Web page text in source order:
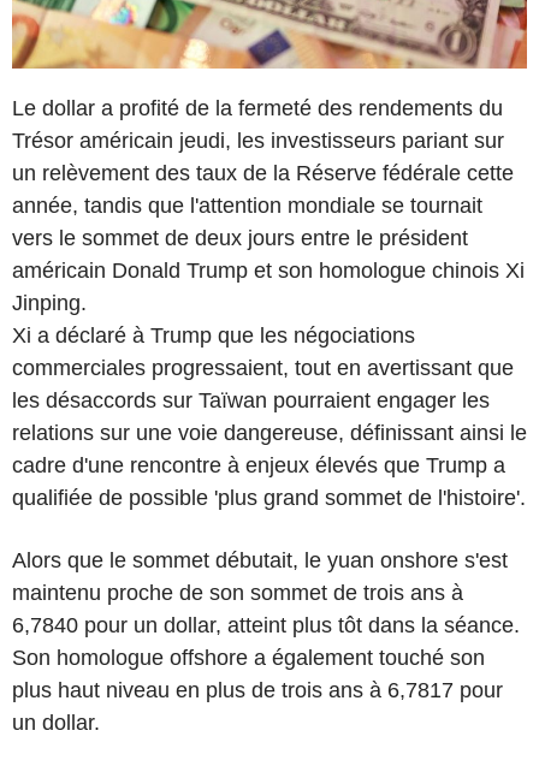
Le dollar a profité de la fermeté des rendements du
Trésor américain jeudi, les investisseurs pariant sur
un relèvement des taux de la Réserve fédérale cette
année, tandis que l'attention mondiale se tournait
vers le sommet de deux jours entre le président
américain Donald Trump et son homologue chinois Xi
Jinping.
Xi a déclaré à Trump que les négociations
commerciales progressaient, tout en avertissant que
les désaccords sur Taïwan pourraient engager les
relations sur une voie dangereuse, définissant ainsi le
cadre d'une rencontre à enjeux élevés que Trump a
qualifiée de possible 'plus grand sommet de l'histoire'.
Alors que le sommet débutait, le yuan onshore s'est
maintenu proche de son sommet de trois ans à
6,7840 pour un dollar, atteint plus tôt dans la séance.
Son homologue offshore a également touché son
plus haut niveau en plus de trois ans à 6,7817 pour
un dollar.